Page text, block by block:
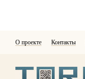
О проекте Контакты